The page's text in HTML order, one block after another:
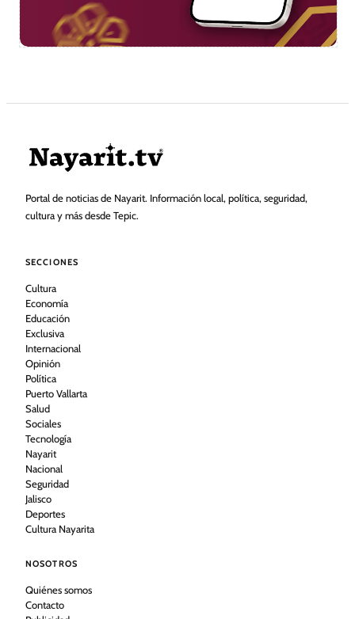
Portal de noticias de Nayarit. Información local, política, seguridad,
cultura y más desde Tepic.
SECCIONES
Cultura
Economía
Educación
Exclusiva
Internacional
Opinión
Política
Puerto Vallarta
Salud
Sociales
Tecnología
Nayarit
Nacional
Seguridad
Jalisco
Deportes
Cultura Nayarita
NOSOTROS
Quiénes somos
Contacto